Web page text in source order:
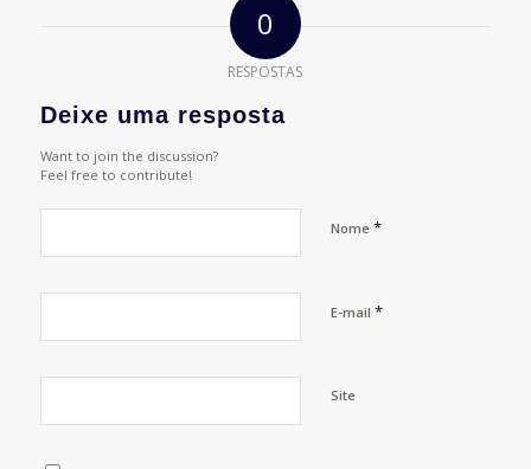
0
RESPOSTAS
Deixe uma resposta
Want to join the discussion?
Feel free to contribute!
Nome *
E-mail *
Site